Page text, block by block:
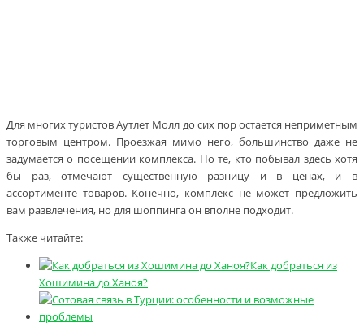
Для многих туристов Аутлет Молл до сих пор остается неприметным
торговым центром. Проезжая мимо него, большинство даже не
задумается о посещении комплекса. Но те, кто побывал здесь хотя
бы раз, отмечают существенную разницу и в ценах, и в
ассортименте товаров. Конечно, комплекс не может предложить
вам развлечения, но для шоппинга он вполне подходит.
Также читайте:
Как добраться из
Хошимина до Ханоя?